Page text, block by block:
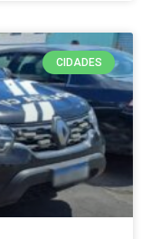
CIDADES